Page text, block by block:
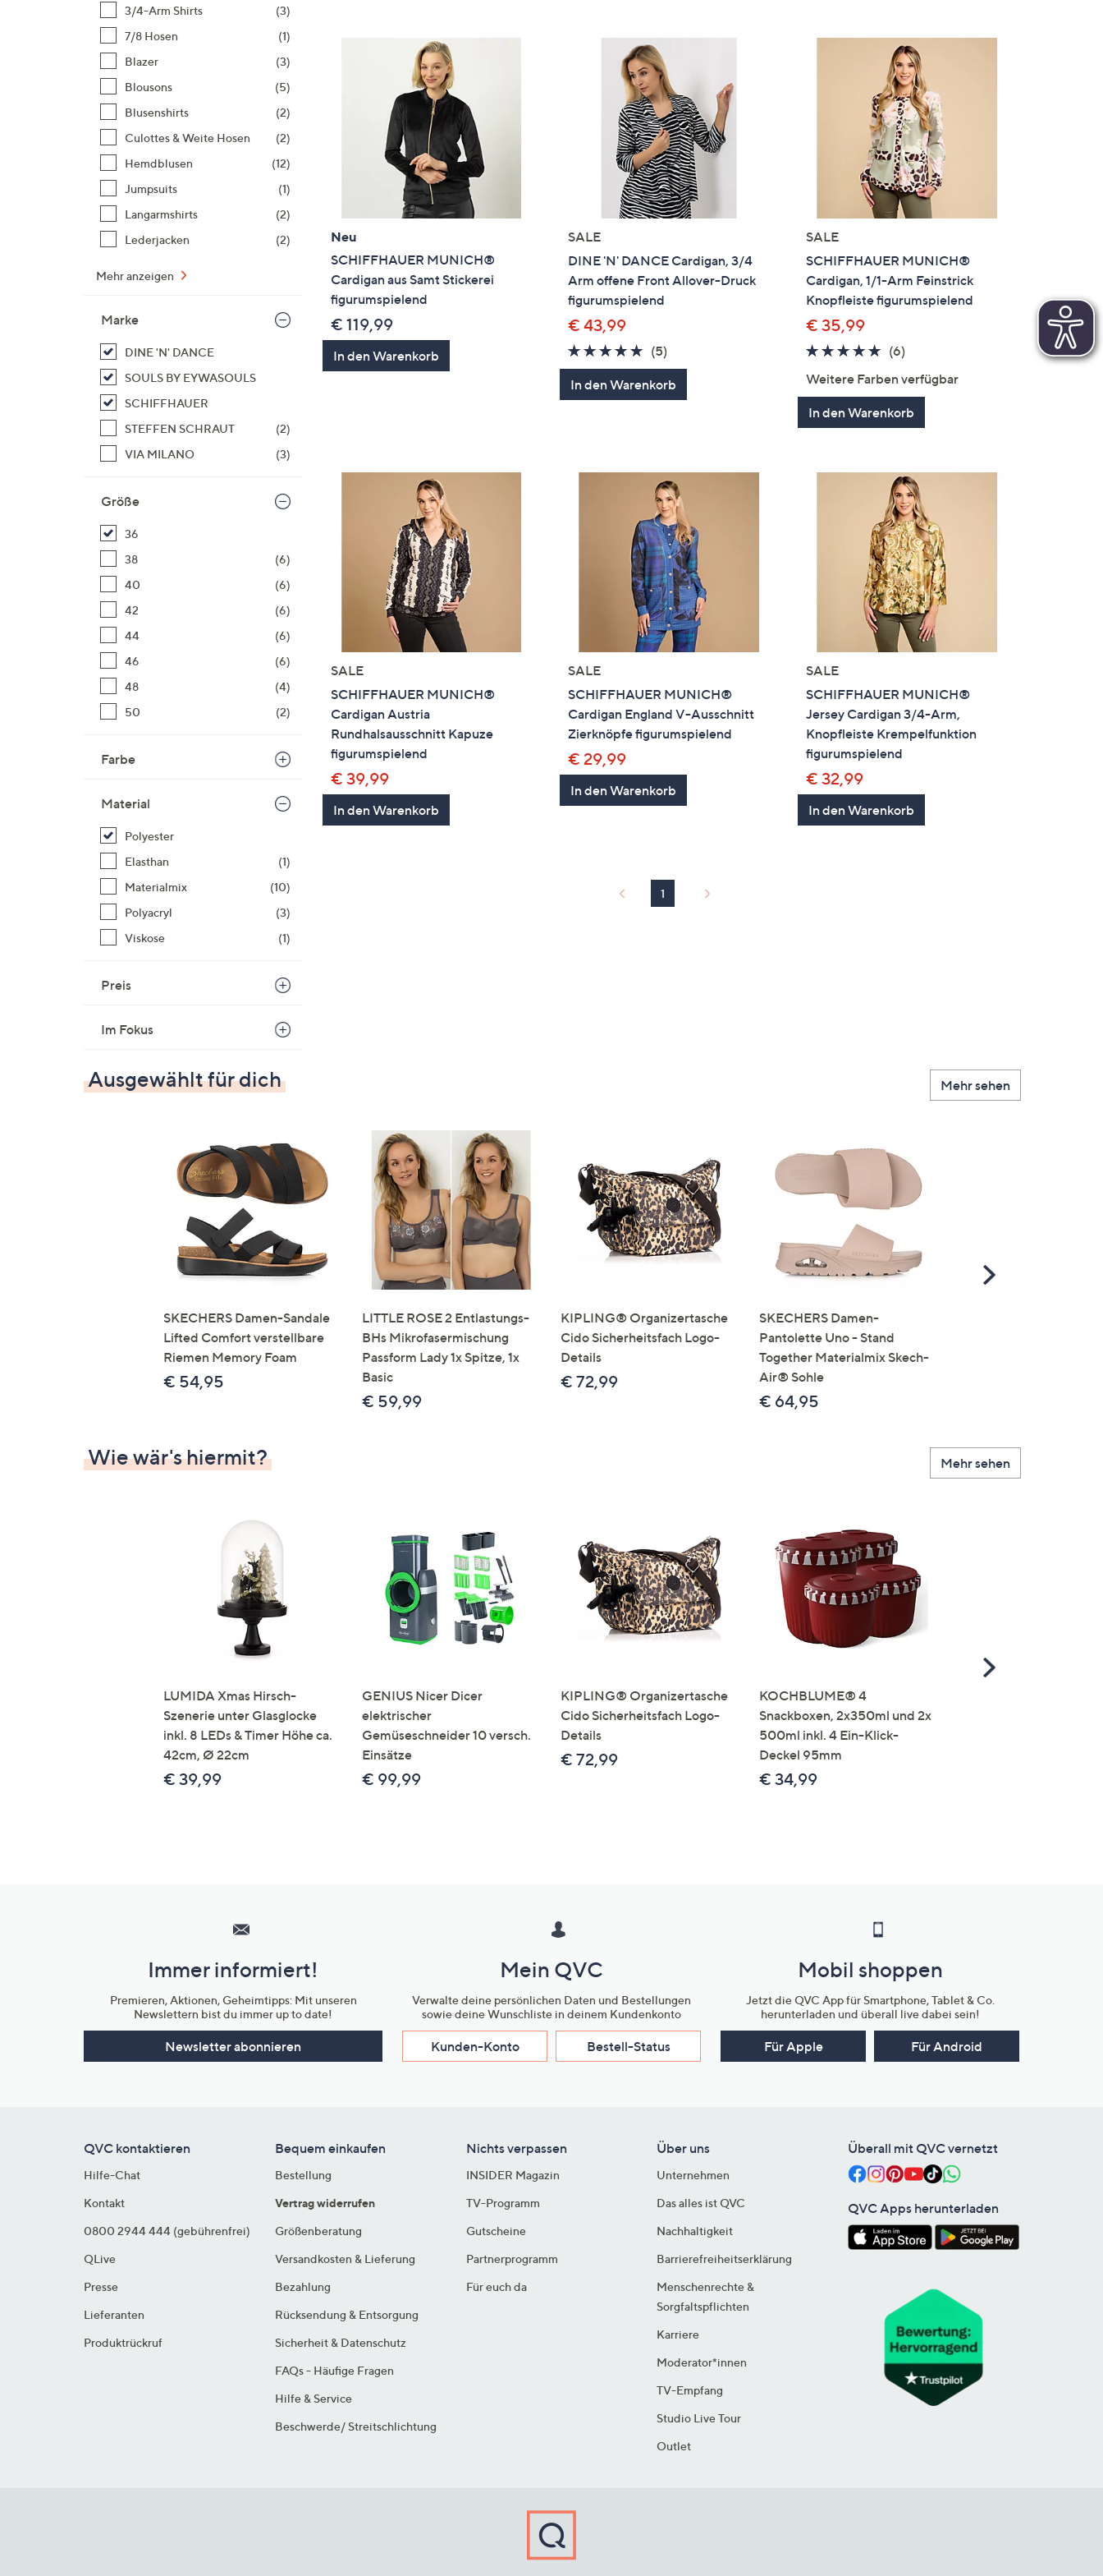
rechts,
anzuzeigen.
3/4-Arm Shirts
(3)
7/8 Hosen
(1)
Blazer
(3)
Blousons
(5)
Blusenshirts
(2)
Culottes & Weite Hosen
(2)
Hemdblusen
(12)
Jumpsuits
(1)
Langarmshirts
(2)
Lederjacken
(2)
Mehr anzeigen
Marke
DINE 'N' DANCE
SOULS BY EYWASOULS
SCHIFFHAUER
STEFFEN SCHRAUT
(2)
VIA MILANO
(3)
Größe
36
38
(6)
40
(6)
42
(6)
44
(6)
46
(6)
48
(4)
50
(2)
Farbe
Material
Polyester
Elasthan
(1)
Materialmix
(10)
Polyacryl
(3)
Viskose
(1)
Preis
Im Fokus
Neu
SCHIFFHAUER MUNICH®
Cardigan aus Samt Stickerei
figurumspielend
€ 119,99
In den Warenkorb
SALE
DINE 'N' DANCE Cardigan, 3/4
Arm offene Front Allover-Druck
figurumspielend
€ 43,99
5.0
von
5
(5)
Bewertungen
In den Warenkorb
SALE
SCHIFFHAUER MUNICH®
Cardigan, 1/1-Arm Feinstrick
Knopfleiste figurumspielend
€ 35,99
4.7
5
(6)
Weitere Farben verfügbar
In den Warenkorb
SALE
SCHIFFHAUER MUNICH®
Cardigan Austria
Rundhalsausschnitt Kapuze
figurumspielend
€ 39,99
In den Warenkorb
SALE
SCHIFFHAUER MUNICH®
Cardigan England V-Ausschnitt
Zierknöpfe figurumspielend
€ 29,99
In den Warenkorb
SALE
SCHIFFHAUER MUNICH®
Jersey Cardigan 3/4-Arm,
Knopfleiste Krempelfunktion
figurumspielend
€ 32,99
In den Warenkorb
1
Ausgewählt für dich Mehr sehen
SKECHERS Damen-Sandale
Lifted Comfort verstellbare
Riemen Memory Foam
€ 54,95
LITTLE ROSE 2 Entlastungs-
BHs Mikrofasermischung
Passform Lady 1x Spitze, 1x
Basic
€ 59,99
KIPLING® Organizertasche
Cido Sicherheitsfach Logo-
Details
€ 72,99
SKECHERS Damen-
Pantolette Uno - Stand
Together Materialmix Skech-
Air® Sohle
€ 64,95
Scroll
Wie wär's hiermit? Mehr sehen
LUMIDA Xmas Hirsch-
Szenerie unter Glasglocke
inkl. 8 LEDs & Timer Höhe ca.
42cm, Ø 22cm
€ 39,99
GENIUS Nicer Dicer
elektrischer
Gemüseschneider 10 versch.
Einsätze
€ 99,99
KIPLING® Organizertasche
Cido Sicherheitsfach Logo-
Details
€ 72,99
KOCHBLUME® 4
Snackboxen, 2x350ml und 2x
500ml inkl. 4 Ein-Klick-
Deckel 95mm
€ 34,99
Scroll
Unternehmensinformationen
Immer informiert!
Premieren, Aktionen, Geheimtipps: Mit unseren
Newslettern bist du immer up to date!
Newsletter abonnieren
Mein QVC
Verwalte deine persönlichen Daten und Bestellungen
sowie deine Wunschliste in deinem Kundenkonto
Kunden-Konto Bestell-Status
Mobil shoppen
Jetzt die QVC App für Smartphone, Tablet & Co.
herunterladen und überall live dabei sein!
Für Apple Für Android
QVC kontaktieren
Hilfe-Chat
Kontakt
0800 2944 444 (gebührenfrei)
QLive
Presse
Lieferanten
Produktrückruf
Bequem einkaufen
Bestellung
Vertrag widerrufen
Größenberatung
Versandkosten & Lieferung
Bezahlung
Rücksendung & Entsorgung
Sicherheit & Datenschutz
FAQs - Häufige Fragen
Hilfe & Service
Beschwerde/ Streitschlichtung
Nichts verpassen
INSIDER Magazin
TV-Programm
Gutscheine
Partnerprogramm
Für euch da
Über uns
Unternehmen
Das alles ist QVC
Nachhaltigkeit
Barrierefreiheitserklärung
Menschenrechte &
Sorgfaltspflichten
Karriere
Moderator*innen
TV-Empfang
Studio Live Tour
Outlet
Überall mit QVC vernetzt
QVC Apps herunterladen